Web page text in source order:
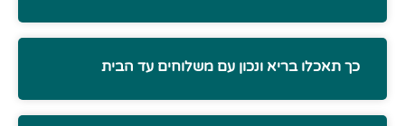
כך תאכלו בריא ונכון עם משלוחים עד הבית